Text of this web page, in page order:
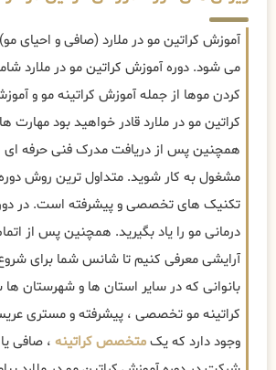
آموزش کراتین مو در ملارد (صافی و احیای
می شود. دوره آموزش کراتین مو در ملارد
کردن موها از جمله آموزش کراتینه مو و
کراتین مو در ملارد قادر خواهید بود مهارت
همچنین پس از دریافت مدرک فنی حرفه ای
مشغول به کار شوید. متداول ترین روش
تکنیک های تخصصی و پیشرفته است. در
درمانی مو را یاد بگیرید. همچنین پس از
آرایشی معرفی کنیم تا شانس شما برای
بانوانی که در سایر استان ها و شهرستان
وجود دارد که یکمتخصص کراتینه ، صافی